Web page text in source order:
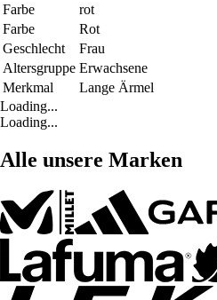
Farbe
rot
Farbe
Rot
Geschlecht
Frau
Altersgruppe Erwachsene
Merkmal
Lange Ärmel
Loading...
Loading...
Alle unsere Marken